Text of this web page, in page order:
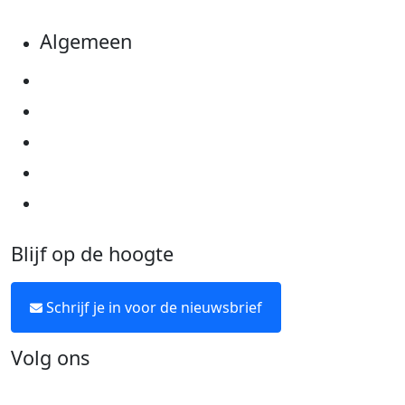
Algemeen
Blijf op de hoogte
Schrijf je in voor de nieuwsbrief
Volg ons